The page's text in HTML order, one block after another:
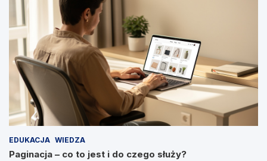
EDUKACJA WIEDZA
Paginacja – co to jest i do czego służy?